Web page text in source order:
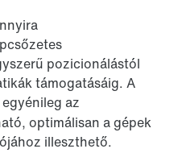
pozicionálástól
támogatásáig. A
az
optimálisan a gépek
illeszthető.